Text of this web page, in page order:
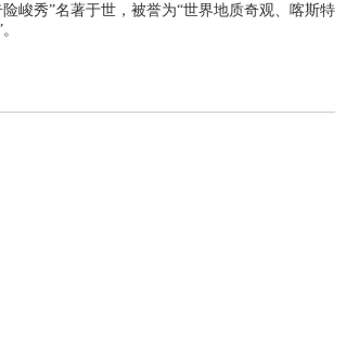
峻秀”名著于世，被誉为“世界地质奇观、喀斯特